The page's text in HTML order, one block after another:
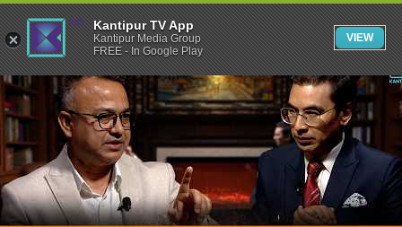
Kantipur TV App
Kantipur Media Group
FREE - In Google Play
VIEW